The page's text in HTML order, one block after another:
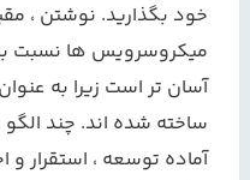
خود بگذارید. نوشتن ،
ميکروسرویس ها نسبت
آسان تر است زیرا به
ساخته شده اند. چند الگو
آماده توسعه ، استقرار